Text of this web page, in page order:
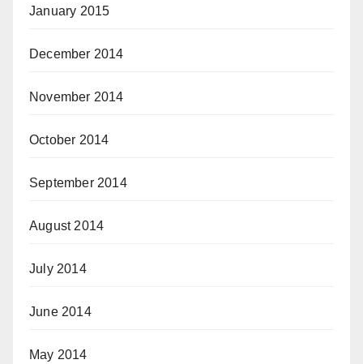
January 2015
December 2014
November 2014
October 2014
September 2014
August 2014
July 2014
June 2014
May 2014